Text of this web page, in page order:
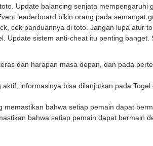
. Update balancing senjata
leaderboard bikin orang pada semangat
cek panduannya di toto . Jangan lupa atur
. Update sistem anti-cheat itu penting
dan harapan masa depan, dan pada
informasinya bisa dilanjutkan pada Togel
memastikan bahwa setiap pemain dapat
bahwa setiap pemain dapat